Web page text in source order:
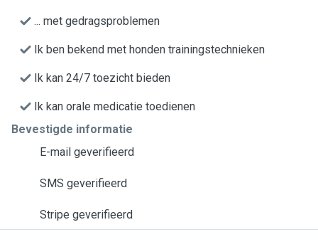
... met gedragsproblemen
Ik ben bekend met honden trainingstechnieken
Ik kan 24/7 toezicht bieden
Ik kan orale medicatie toedienen
Bevestigde informatie
E-mail geverifieerd
SMS geverifieerd
Stripe geverifieerd